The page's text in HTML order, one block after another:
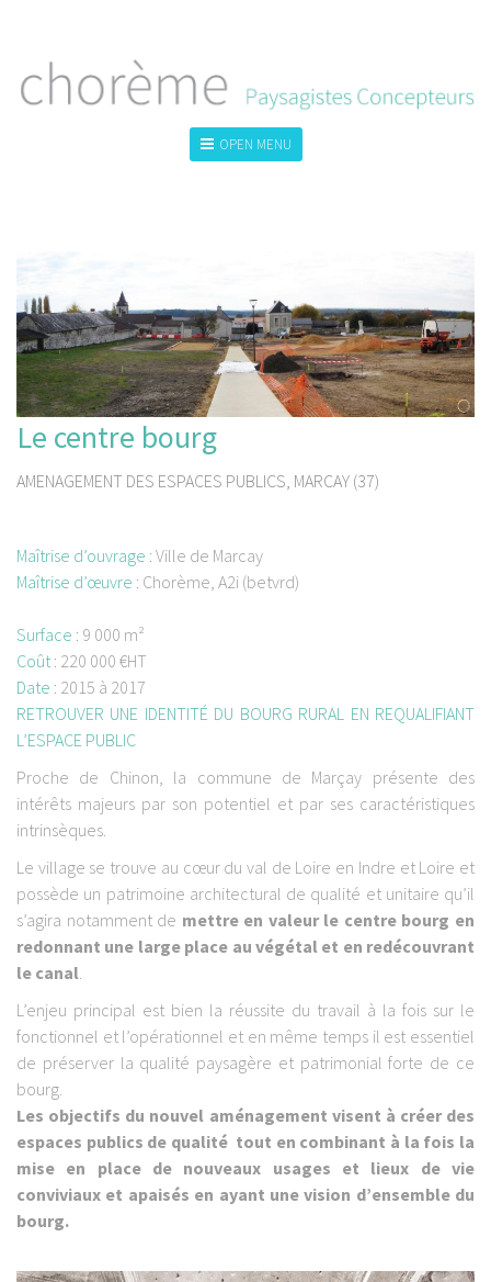
OPEN MENU
Le centre bourg
AMENAGEMENT DES ESPACES PUBLICS, MARCAY (37)
Maîtrise d’ouvrage : Ville de Marcay
Maîtrise d’œuvre : Chorème, A2i (betvrd)
Surface : 9 000 m²
Coût : 220 000 €HT
Date : 2015 à 2017
RETROUVER UNE IDENTITÉ DU BOURG RURAL EN REQUALIFIANT
L’ESPACE PUBLIC
Proche de Chinon, la commune de Marçay présente des
intérêts majeurs par son potentiel et par ses caractéristiques
intrinsèques.
Le village se trouve au cœur du val de Loire en Indre et Loire et
possède un patrimoine architectural de qualité et unitaire qu’il
s’agira notamment de mettre en valeur le centre bourg en
redonnant une large place au végétal et en redécouvrant
le canal
L’enjeu principal est bien la réussite du travail à la fois sur le
fonctionnel et l’opérationnel et en même temps il est essentiel
de préserver la qualité paysagère et patrimonial forte de ce
bourg.
Les objectifs du nouvel aménagement visent à créer des
espaces publics de qualité tout en combinant à la fois la
mise en place de nouveaux usages et lieux de vie
conviviaux et apaisés en ayant une vision d’ensemble du
bourg.